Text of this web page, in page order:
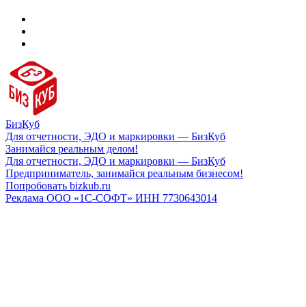
БизКуб
Для отчетности, ЭДО и маркировки — БизКуб
Занимайся реальным делом!
Для отчетности, ЭДО и маркировки — БизКуб
Предприниматель, занимайся реальным бизнесом!
Попробовать bizkub.ru
Реклама ООО «1С-СОФТ» ИНН 7730643014